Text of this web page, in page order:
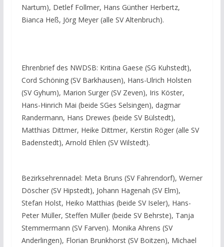
Nartum), Detlef Follmer, Hans Günther Herbertz,
Bianca Heß, Jörg Meyer (alle SV Altenbruch).
Ehrenbrief des NWDSB: Kritina Gaese (SG Kuhstedt),
Cord Schöning (SV Barkhausen), Hans-Ulrich Holsten
(SV Gyhum), Marion Surger (SV Zeven), Iris Köster,
Hans-Hinrich Mai (beide SGes Selsingen), dagmar
Randermann, Hans Drewes (beide SV Bülstedt),
Matthias Dittmer, Heike Dittmer, Kerstin Röger (alle SV
Badenstedt), Arnold Ehlen (SV Wilstedt).
Bezirksehrennadel: Meta Bruns (SV Fahrendorf), Werner
Döscher (SV Hipstedt), Johann Hagenah (SV Elm),
Stefan Holst, Heiko Matthias (beide SV Iseler), Hans-
Peter Müller, Steffen Müller (beide SV Behrste), Tanja
Stemmermann (SV Farven). Monika Ahrens (SV
Anderlingen), Florian Brunkhorst (SV Boitzen), Michael